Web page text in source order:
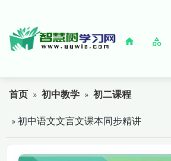
首页 »初中教学 »初二课程
» 初中语文文言文课本同步精讲